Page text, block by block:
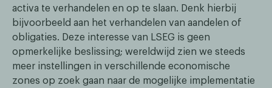
activa te verhandelen en op te slaan. Denk hierbij
bijvoorbeeld aan het verhandelen van aandelen of
obligaties. Deze interesse van LSEG is geen
opmerkelijke beslissing; wereldwijd zien we steeds
meer instellingen in verschillende economische
zones op zoek gaan naar de mogelijke implementatie